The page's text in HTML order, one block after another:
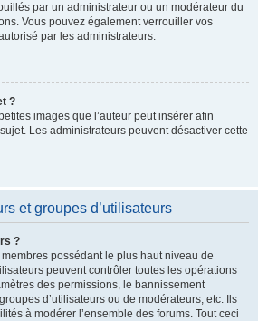
par un administrateur ou un modérateur du
Vous pouvez également verrouiller vos
par les administrateurs.
?
images que l’auteur peut insérer afin
Les administrateurs peuvent désactiver cette
et groupes d’utilisateurs
?
possédant le plus haut niveau de
peuvent contrôler toutes les opérations
des permissions, le bannissement
d’utilisateurs ou de modérateurs, etc. Ils
à modérer l’ensemble des forums. Tout ceci